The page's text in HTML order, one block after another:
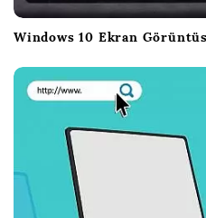
Windows 10 Ekran